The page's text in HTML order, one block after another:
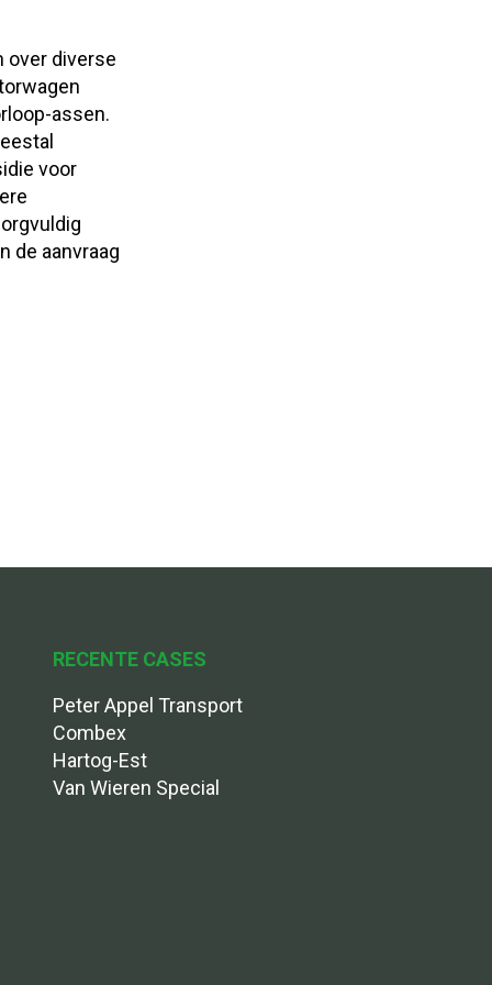
over diverse
assen.
voor
de aanvraag
RECENTE CASES
Peter Appel Transport
Combex
Hartog-Est
Van Wieren Special